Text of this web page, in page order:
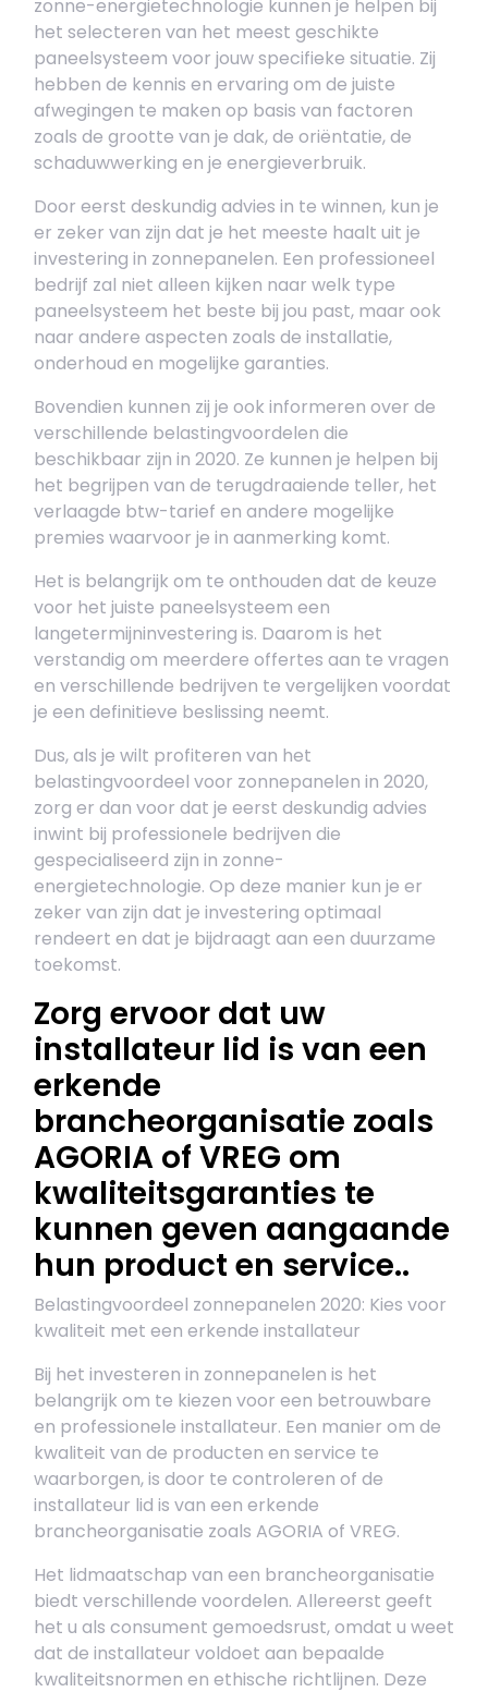
zonne-energietechnologie kunnen je helpen bij
het selecteren van het meest geschikte
paneelsysteem voor jouw specifieke situatie. Zij
hebben de kennis en ervaring om de juiste
afwegingen te maken op basis van factoren
zoals de grootte van je dak, de oriëntatie, de
schaduwwerking en je energieverbruik.
Door eerst deskundig advies in te winnen, kun je
er zeker van zijn dat je het meeste haalt uit je
investering in zonnepanelen. Een professioneel
bedrijf zal niet alleen kijken naar welk type
paneelsysteem het beste bij jou past, maar ook
naar andere aspecten zoals de installatie,
onderhoud en mogelijke garanties.
Bovendien kunnen zij je ook informeren over de
verschillende belastingvoordelen die
beschikbaar zijn in 2020. Ze kunnen je helpen bij
het begrijpen van de terugdraaiende teller, het
verlaagde btw-tarief en andere mogelijke
premies waarvoor je in aanmerking komt.
Het is belangrijk om te onthouden dat de keuze
voor het juiste paneelsysteem een
langetermijninvestering is. Daarom is het
verstandig om meerdere offertes aan te vragen
en verschillende bedrijven te vergelijken voordat
je een definitieve beslissing neemt.
Dus, als je wilt profiteren van het
belastingvoordeel voor zonnepanelen in 2020,
zorg er dan voor dat je eerst deskundig advies
inwint bij professionele bedrijven die
gespecialiseerd zijn in zonne-
energietechnologie. Op deze manier kun je er
zeker van zijn dat je investering optimaal
rendeert en dat je bijdraagt aan een duurzame
toekomst.
Zorg ervoor dat uw
installateur lid is van een
erkende
brancheorganisatie zoals
AGORIA of VREG om
kwaliteitsgaranties te
kunnen geven aangaande
hun product en service..
Belastingvoordeel zonnepanelen 2020: Kies voor
kwaliteit met een erkende installateur
Bij het investeren in zonnepanelen is het
belangrijk om te kiezen voor een betrouwbare
en professionele installateur. Een manier om de
kwaliteit van de producten en service te
waarborgen, is door te controleren of de
installateur lid is van een erkende
brancheorganisatie zoals AGORIA of VREG.
Het lidmaatschap van een brancheorganisatie
biedt verschillende voordelen. Allereerst geeft
het u als consument gemoedsrust, omdat u weet
dat de installateur voldoet aan bepaalde
kwaliteitsnormen en ethische richtlijnen. Deze